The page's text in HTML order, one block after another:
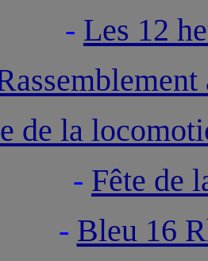
- Les 12
de la
- Fête de
- Bleu 16